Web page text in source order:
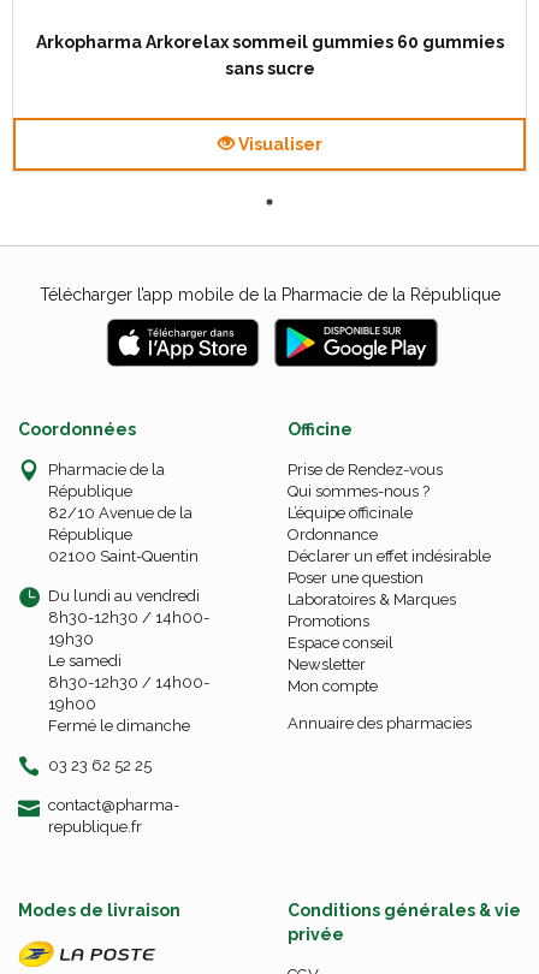
Arkopharma Arkorelax sommeil gummies 60 gummies
sans sucre
Visualiser
Télécharger l’app mobile de la Pharmacie de la République
Coordonnées
Pharmacie de la
République
82/10 Avenue de la
République
02100 Saint-Quentin
Du lundi au vendredi
8h30-12h30 / 14h00-
19h30
Le samedi
8h30-12h30 / 14h00-
19h00
Fermé le dimanche
03 23 62 52 25
contact-
@-
pharma-
republique.fr
Officine
Prise de Rendez-vous
Qui sommes-nous ?
L’équipe officinale
Ordonnance
Déclarer un effet indésirable
Poser une question
Laboratoires & Marques
Promotions
Espace conseil
Newsletter
Mon compte
Annuaire des pharmacies
Modes de livraison
Conditions générales & vie
privée